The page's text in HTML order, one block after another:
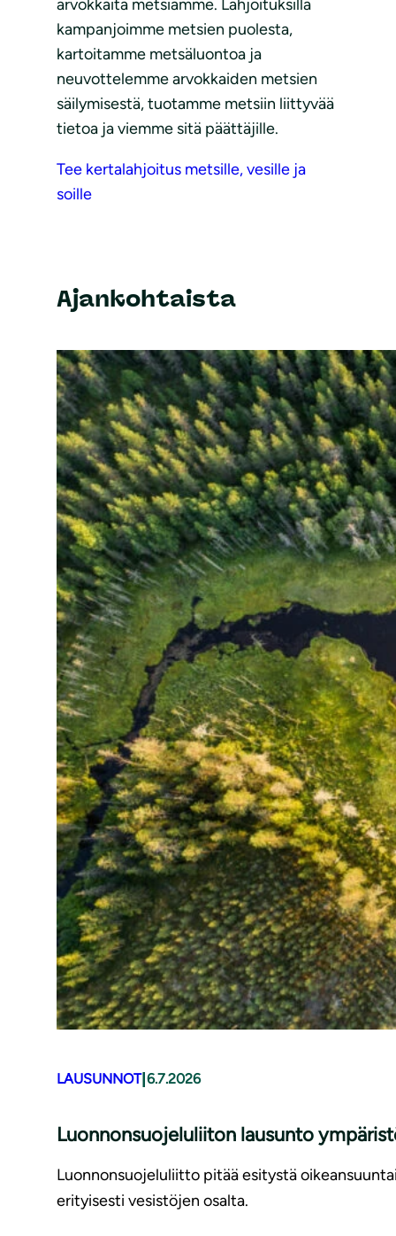
arvokkaita metsiämme. Lahjoituksilla
kampanjoimme metsien puolesta,
kartoitamme metsäluontoa ja
neuvottelemme arvokkaiden metsien
säilymisestä, tuotamme metsiin liittyvää
tietoa ja viemme sitä päättäjille.
Tee kertalahjoitus metsille, vesille ja
soille
Ajankohtaista
LAUSUNNOT| 6.7.2026
Luonnonsuojeluliiton lausunto
Luonnonsuojeluliitto pitää esitystä
erityisesti vesistöjen osalta.